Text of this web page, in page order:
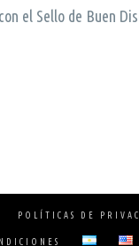
el Sello de Buen
POLÍTICAS DE